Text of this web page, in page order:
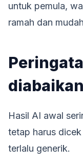
untuk pemula,
ramah dan
diabaikan
Hasil AI awal
tetap harus
terlalu generik.